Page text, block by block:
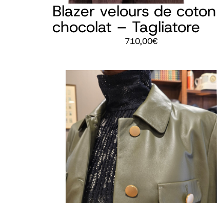
Blazer velours de coton
chocolat – Tagliatore
710,00€